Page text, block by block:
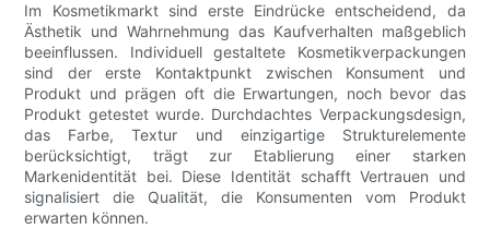
Im Kosmetikmarkt sind erste Eindrücke entscheidend, da
Ästhetik und Wahrnehmung das Kaufverhalten maßgeblich
beeinflussen. Individuell gestaltete Kosmetikverpackungen
sind der erste Kontaktpunkt zwischen Konsument und
Produkt und prägen oft die Erwartungen, noch bevor das
Produkt getestet wurde. Durchdachtes Verpackungsdesign,
das Farbe, Textur und einzigartige Strukturelemente
berücksichtigt, trägt zur Etablierung einer starken
Markenidentität bei. Diese Identität schafft Vertrauen und
signalisiert die Qualität, die Konsumenten vom Produkt
erwarten können.